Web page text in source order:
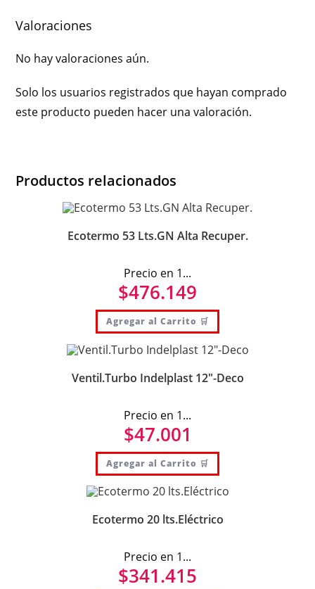
Valoraciones
No hay valoraciones aún.
Solo los usuarios registrados que hayan comprado
este producto pueden hacer una valoración.
Productos relacionados
Ecotermo 53 Lts.GN Alta Recuper.
Precio en 1...
$476.149
Agregar al Carrito 🛒
Ventil.Turbo Indelplast 12″-Deco
Precio en 1...
$47.001
Agregar al Carrito 🛒
Ecotermo 20 lts.Eléctrico
Precio en 1...
$341.415